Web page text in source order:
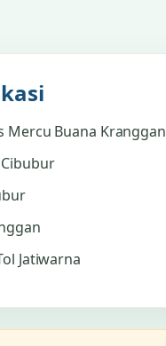
Mercu Buana Kranggan
Jatiwarna